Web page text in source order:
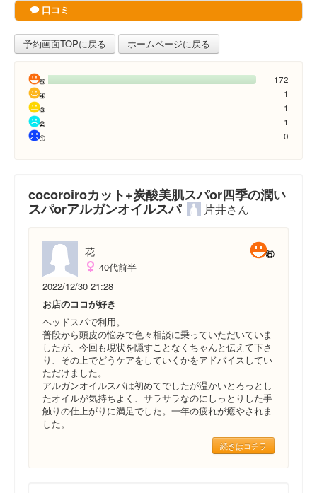
口コミ
予約画面TOPに戻る ホームページに戻る
172
1
1
1
0
cocoroiroカット+炭酸美肌スパor四季の潤い
スパorアルガンオイルスパ 片井さん
花
40代前半
2022/12/30 21:28
お店のココが好き
ヘッドスパで利用。
普段から頭皮の悩みで色々相談に乗っていただいていま
したが、今回も現状を隠すことなくちゃんと伝えて下さ
り、その上でどうケアをしていくかをアドバイスしてい
ただけました。
アルガンオイルスパは初めてでしたが温かいとろっとし
たオイルが気持ちよく、サラサラなのにしっとりした手
触りの仕上がりに満足でした。一年の疲れが癒やされま
した。
続きはコチラ